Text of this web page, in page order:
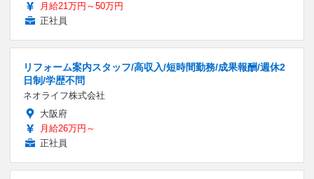
月給21万円～50万円
正社員
リフォーム案内スタッフ/高収入/短時間勤務/成果報酬/週休2
日制/学歴不問
ネオライフ株式会社
大阪府
月給26万円～
正社員